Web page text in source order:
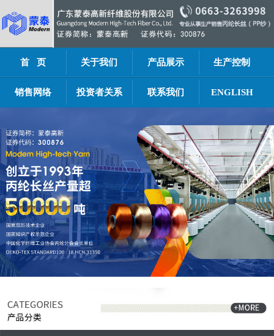
首 页 关于我们 产品展示 生产控制
销售网络 投资者关系 联系我们 ENGLISH